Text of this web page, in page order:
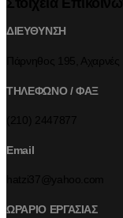
ΔΙΕΥΘΥΝΣΗ
ΤΗΛΕΦΩΝΟ / ΦΑΞ
Email
ΩΡΑΡΙΟ ΕΡΓΑΣΙΑΣ